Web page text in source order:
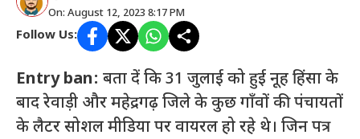
On: August 12, 2023 8:17 PM
Follow Us:
Entry ban: बता दें कि 31 जुलाई को हुई नूह हिंसा के
बाद रेवाड़ी और महेद्रगढ़ जिले के कुछ गाँवों की पंचायतों
के लैटर सोशल मीडिया पर वायरल हो रहे थे। जिन पत्र